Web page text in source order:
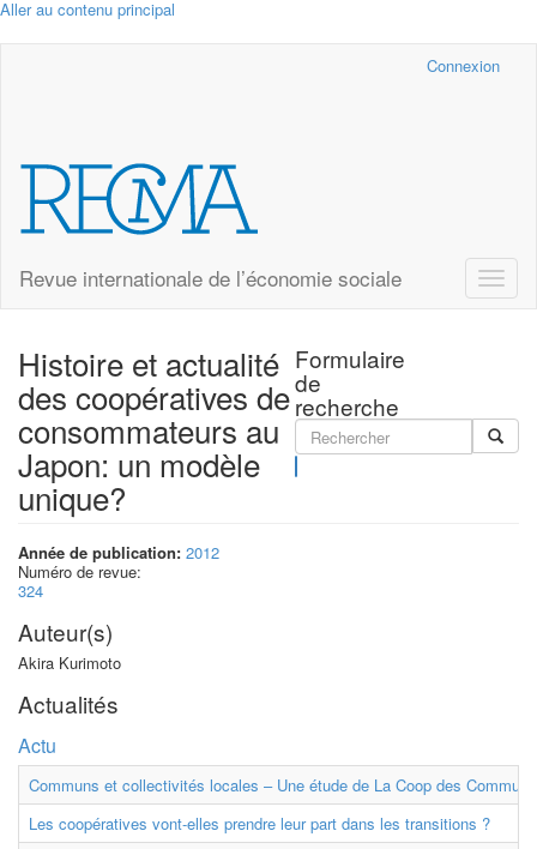
Aller au contenu principal
Connexion
Revue internationale de l’économie sociale
Toggle
Formulaire
de
recherche
Histoire et actualité
des coopératives de
consommateurs au
Japon: un modèle
unique?
Année de publication: 2012
Numéro de revue:
324
Auteur(s)
Akira Kurimoto
Actualités
Actu
Communs et collectivités locales – Une étude de La Coop des
Les coopératives vont-elles prendre leur part dans les transitions ?